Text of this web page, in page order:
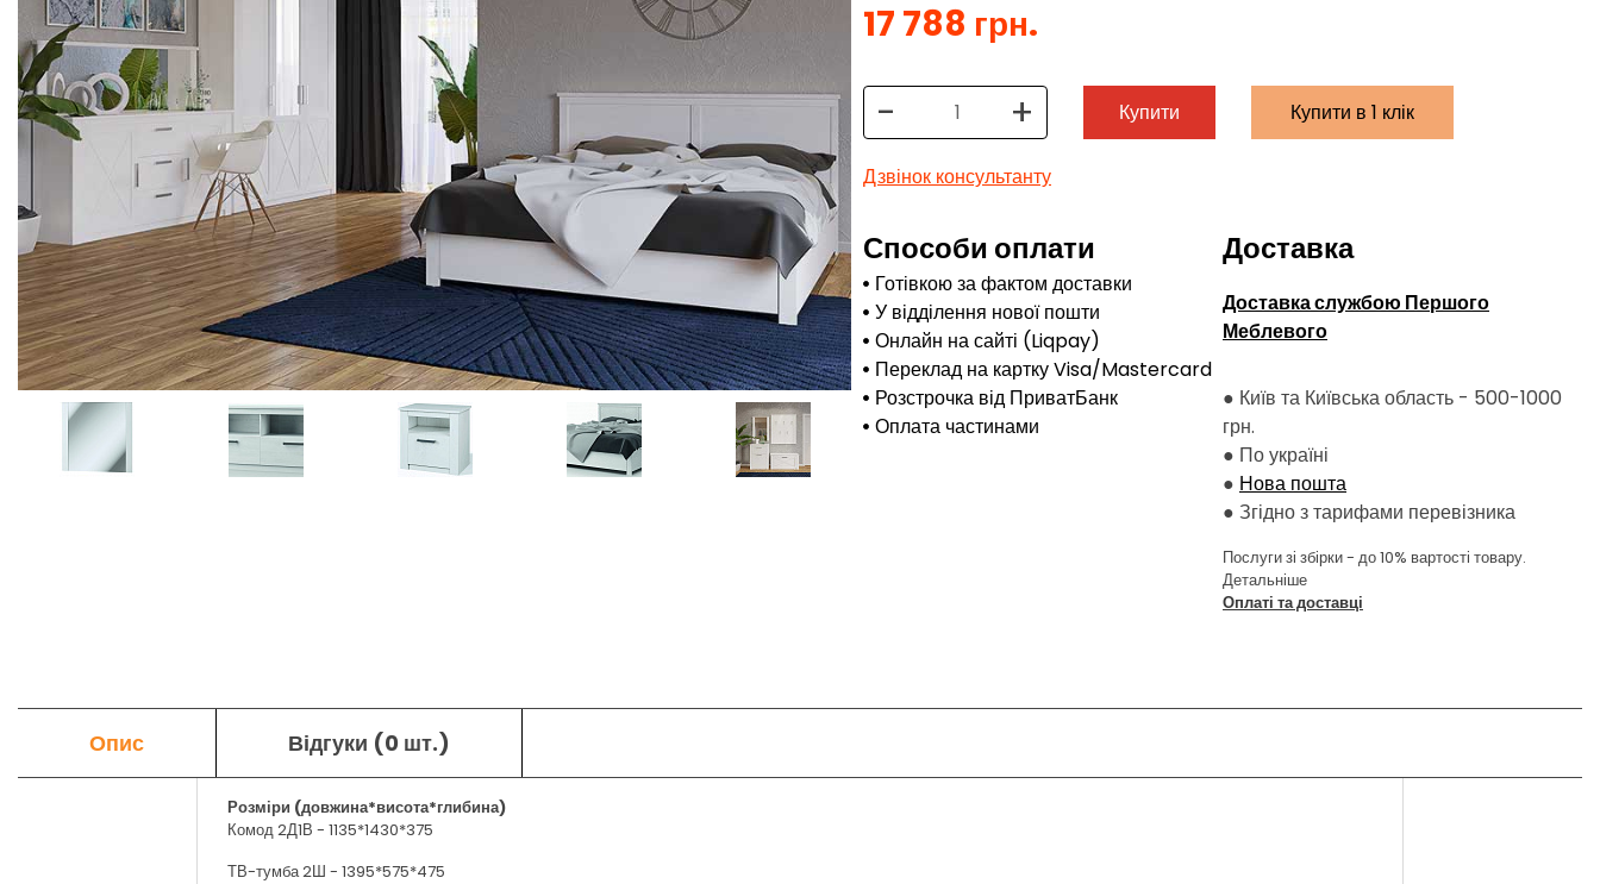
17 788 грн.
- + Купити Купити в 1 клік
Дзвінок консультанту
Способи оплати
Готівкою за фактом доставки
У відділення нової пошти
Онлайн на сайті (Liqpay)
Переклад на картку Visa/Mastercard
Розстрочка від ПриватБанк
Оплата частинами
Доставка
Доставка службою Першого
Меблевого
● Київ та Київська область - 500-1000
грн.
● По україні
● Нова пошта
● Згідно з тарифами перевізника
Послуги зі збірки - до 10% вартості товару.
Детальніше
Оплаті та доставці
Опис Відгуки (0 шт.)
Розміри (довжина*висота*глибина)
Комод 2Д1В - 1135*1430*375
ТВ-тумба 2Ш - 1395*575*475